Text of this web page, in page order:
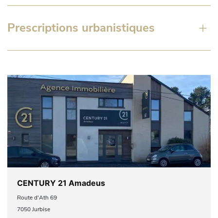
Prescriptions urbanistiques
CENTURY 21 Amadeus
Route d'Ath 69
7050 Jurbise